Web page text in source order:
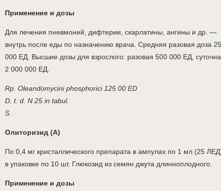
Применение и дозы
Для лечения пневмоний, дифтерии, скарлатины, ангины и др. —
внутрь после еды по назначению врача. Средняя разовая доза
000 ЕД. Высшие дозы для взрослого: разовая 500 000 ЕД,
2 000 000 ЕД.
Rp. Oleandomycini phosphorici 125 00 ED
D. t. d. N 25 in tabul.
S.
Олиторизид (А)
По 0,4 мг кристаллического препарата в ампулах по 1 мл (25
в упаковке по 10 шт. Глюкозид из семян джута длинноплодного.
Применение и дозы